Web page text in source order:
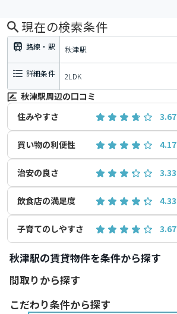
現在の検索条件
路線・駅 秋津駅
詳細条件 2LDK
秋津駅周辺の口コミ
住みやすさ
3.67
買い物の利便性 4.17
治安の良さ 3.33
飲食店の満足度 4.33
子育てのしやすさ 3.67
秋津駅の賃貸物件を条件から探す
間取りから探す
こだわり条件から探す